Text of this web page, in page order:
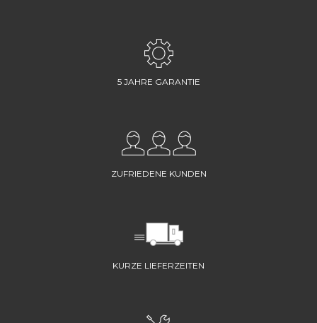
5 JAHRE GARANTIE
ZUFRIEDENE KUNDEN
KURZE LIEFERZEITEN